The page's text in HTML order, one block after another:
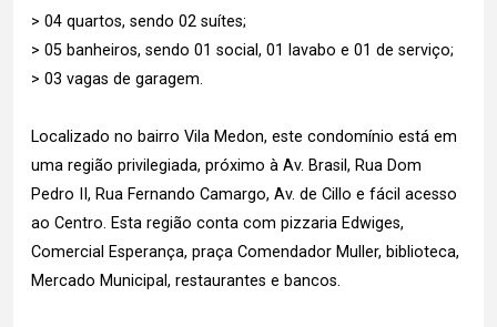
> 04 quartos, sendo 02 suítes;
> 05 banheiros, sendo 01 social, 01 lavabo e 01 de serviço;
> 03 vagas de garagem.
Localizado no bairro Vila Medon, este condomínio está em
uma região privilegiada, próximo à Av. Brasil, Rua Dom
Pedro II, Rua Fernando Camargo, Av. de Cillo e fácil acesso
ao Centro. Esta região conta com pizzaria Edwiges,
Comercial Esperança, praça Comendador Muller, biblioteca,
Mercado Municipal, restaurantes e bancos.